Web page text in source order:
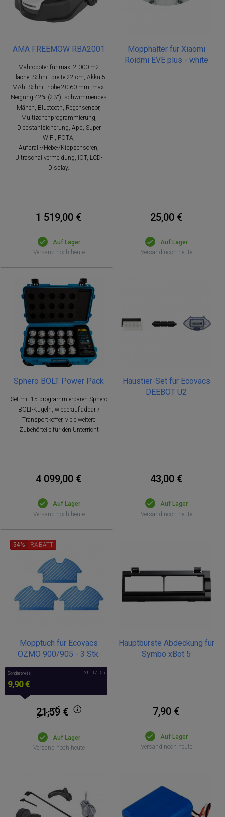
AMA FREEMOW RBA2001
Mähroboter für max. 2.000 m2
Fläche, Schnittbreite 22 cm, Akku 5
MAh, Schnitthöhe 20-60 mm, max.
Neigung 42% (23°), schwimmendes
Mähen, Bluetooth, Regensensor,
Multizonenprogrammierung,
Diebstahlsicherung, App, Super
WiFi, FOTA,
Aufprall-/Hebe-/Kippsensoren,
Ultraschallvermeidung, IOT, LCD-
Display.
1 519,00 €
Auf Lager
Versand noch heute
Mopphalter für Xiaomi
Roidmi EVE plus - white
25,00 €
Auf Lager
Versand noch heute
Sphero BOLT Power Pack
Set mit 15 programmierbaren Sphero
BOLT-Kugeln, wiederaufladbar /
Transportkoffer, viele weitere
Zubehörteile für den Unterricht
4 099,00 €
Auf Lager
Versand noch heute
Haustier-Set für Ecovacs
DEEBOT U2
43,00 €
Auf Lager
Versand noch heute
Mopptuch für Ecovacs
OZMO 900/905 - 3 Stk.
54% RABATT
Sonderpreis
9,90 €
21 : 07 : 54
21,59€
Auf Lager
Versand noch heute
Hauptbürste Abdeckung für
Symbo xBot 5
7,90 €
Auf Lager
Versand noch heute